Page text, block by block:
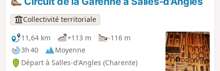
Collectivité territoriale
11,64 km
+113 m
-116 m
3h 40
Moyenne
Départ à Salles-d'Angles (Charente)